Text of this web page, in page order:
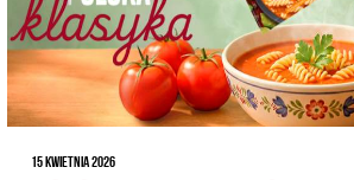
15 KWIETNIA 2026